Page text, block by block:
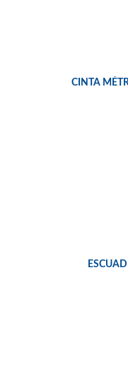
CINTA